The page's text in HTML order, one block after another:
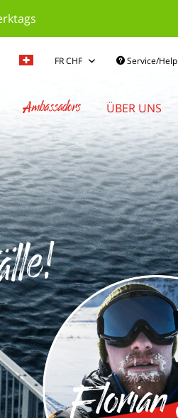
Service/Help
Ambassadors ÜBER UNS